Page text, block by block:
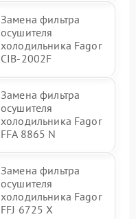
Замена фильтра
осушителя
холодильника Fagor
CIB-2002F
Замена фильтра
осушителя
холодильника Fagor
FFA 8865 N
Замена фильтра
осушителя
холодильника Fagor
FFJ 6725 X